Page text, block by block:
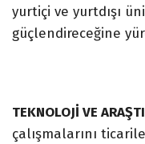
yurtiçi ve yurtdışı
güçlendireceğine
TEKNOLOJİ VE
çalışmalarını